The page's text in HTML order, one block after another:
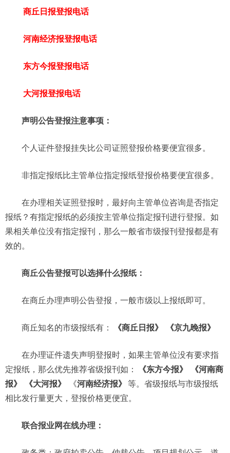
商丘日报登报电话
河南经济报登报电话
东方今报登报电话
大河报登报电话
声明公告登报注意事项：
个人证件登报挂失比公司证照登报价格要便宜很多。
非指定报纸比主管单位指定报纸登报价格要便宜很多。
在办理相关证照登报时，最好向主管单位咨询是否指定
报纸？有指定报纸的必须按主管单位指定报刊进行登报。如
果相关单位没有指定报刊，那么一般省市级报刊登报都是有
效的。
商丘公告登报可以选择什么报纸：
在商丘办理声明公告登报，一般市级以上报纸即可。
商丘知名的市级报纸有： 《商丘日报》 《京九晚报》
在办理证件遗失声明登报时，如果主管单位没有要求指
定报纸，那么优先推荐省级报刊如：
《东方今报》
《河南商
报》
《大河报》 《河南经济报》
等。省级报纸与市级报纸
相比发行量更大，登报价格更便宜。
联合报业网在线办理：